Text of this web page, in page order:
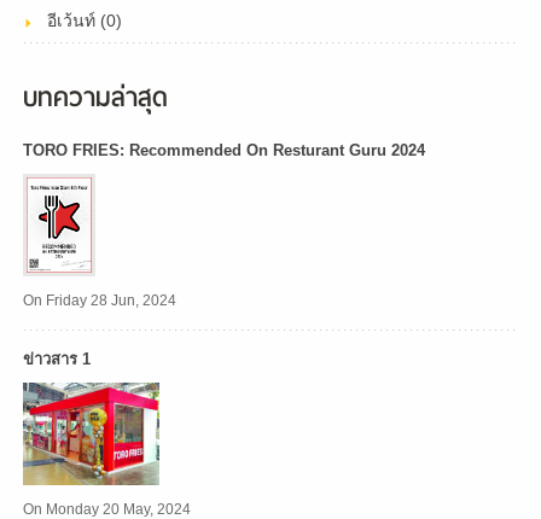
อีเว้นท์ (0)
บทความล่าสุด
TORO FRIES: Recommended On Resturant Guru 2024
On Friday 28 Jun, 2024
ข่าวสาร 1
On Monday 20 May, 2024